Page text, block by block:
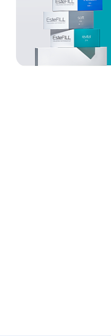
Обезвоженная
После агрессивных
факторов воздействия
Против выпадения
волос, для ломких,